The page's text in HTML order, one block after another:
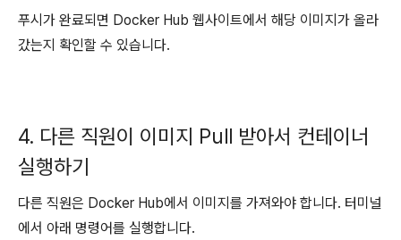
푸시가 완료되면 Docker Hub 웹사이트에서 해당 이미지가 올라
갔는지 확인할 수 있습니다.
4. 다른 직원이 이미지 Pull 받아서 컨테이너
실행하기
다른 직원은 Docker Hub에서 이미지를 가져와야 합니다. 터미널
에서 아래 명령어를 실행합니다.